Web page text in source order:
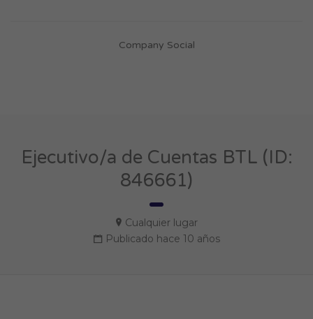
Company Social
Ejecutivo/a de Cuentas BTL (ID:
846661)
Cualquier lugar
Publicado hace 10 años